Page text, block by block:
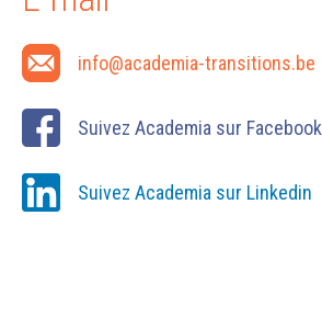
info@academia-transitions.be
Suivez Academia sur Facebook
Suivez Academia sur Linkedin